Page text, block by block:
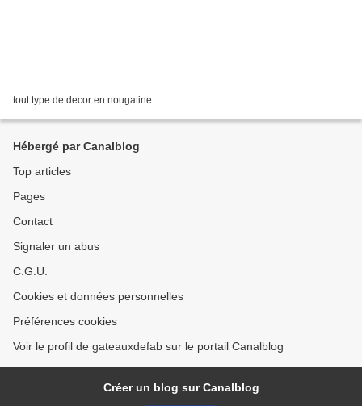
tout type de decor en nougatine
Hébergé par Canalblog
Top articles
Pages
Contact
Signaler un abus
C.G.U.
Cookies et données personnelles
Préférences cookies
Voir le profil de gateauxdefab sur le portail Canalblog
Créer un blog sur Canalblog